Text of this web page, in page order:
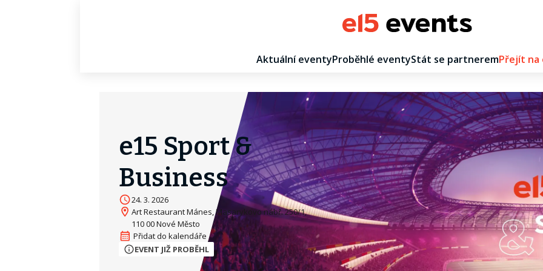
Aktuální eventyProběhlé eventyStát se partneremPřejít na
e15 Sport &
Business
24. 3. 2026
Art Restaurant Mánes, Masarykovo nábř. 250/1,
110 00 Nové Město
EVENT JIŽ PROBĚHL